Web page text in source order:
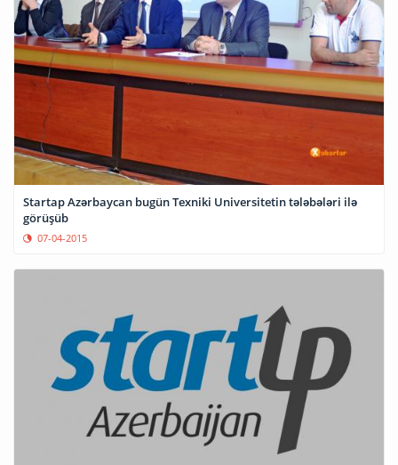
Startap Azərbaycan bugün Texniki Universitetin tələbələri ilə
görüşüb
07-04-2015